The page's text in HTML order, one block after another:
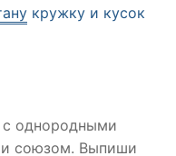
кружку и кусок
с однородными
союзом. Выпиши